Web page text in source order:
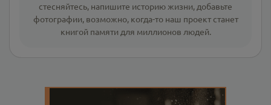
стесняйтесь, напишите историю жизни, добавьте
фотографии, возможно, когда-то наш проект станет
книгой памяти для миллионов людей.